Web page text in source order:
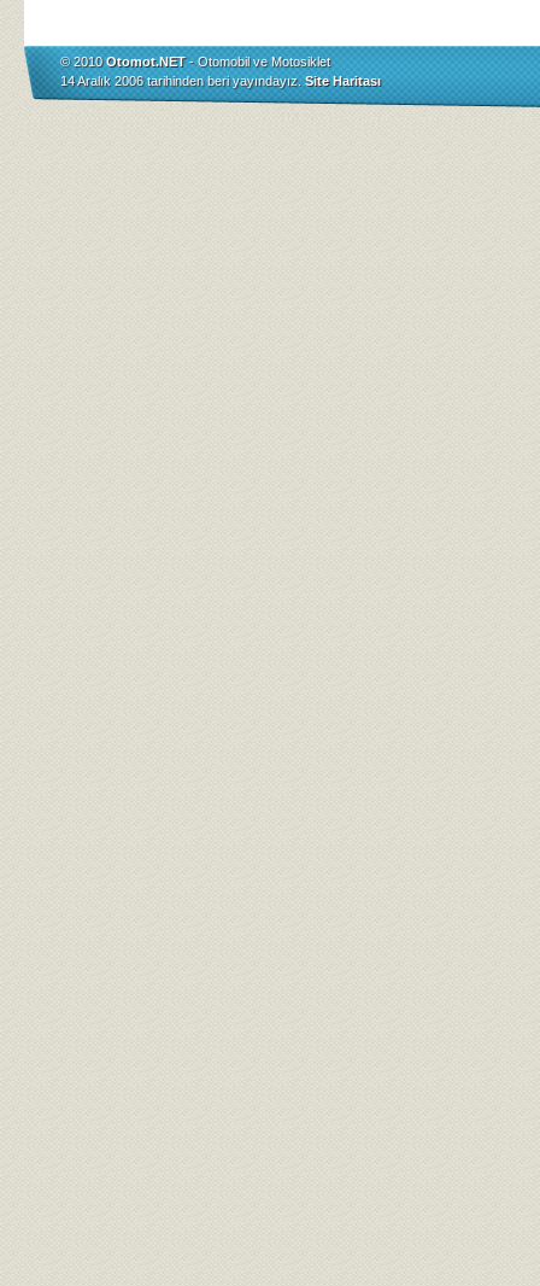
© 2010Otomot.NET- Otomobil ve Motosiklet
14 Aralık 2006 tarihinden beri yayındayız. Site Haritası